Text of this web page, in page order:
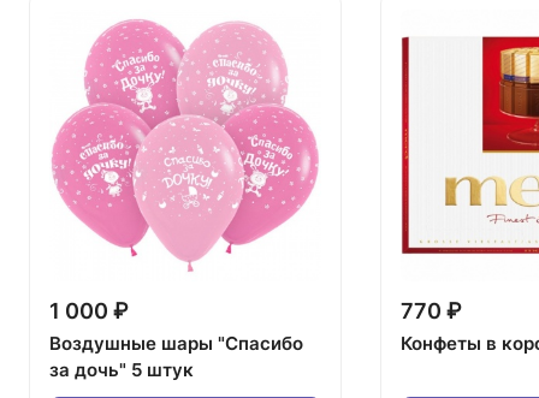
1 000 ₽
Воздушные шары "Спасибо
за дочь" 5 штук
770 ₽
Конфеты в